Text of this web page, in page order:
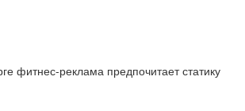
фитнес-реклама предпочитает статику